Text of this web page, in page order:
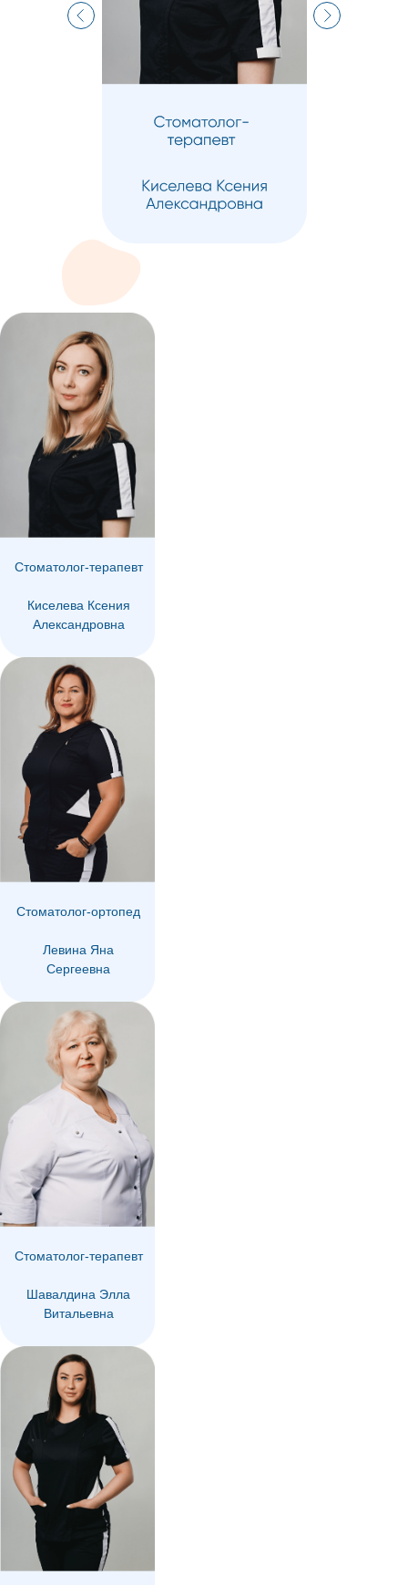
Стоматолог-терапевт
Киселева Ксения
Александровна
Стоматолог-ортопед
Левина Яна
Сергеевна
Стоматолог-терапевт
Шавалдина Элла
Витальевна
Галерея
Что о нас говорят